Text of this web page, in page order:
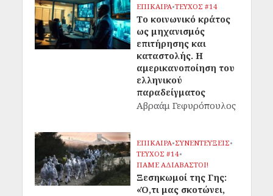
ΕΠΙΚΑΙΡΑ•ΤΕΥΧΟΣ #14
Το κοινωνικό κράτος
ως μηχανισμός
επιτήρησης και
καταστολής. Η
αμερικανοποίηση του
ελληνικού
παραδείγματος
Αβραάμ Γεφυρόπουλος
ΕΠΙΚΑΙΡΑ•ΣΥΝΕΝΤΕΥΞΕΙΣ•
ΤΕΥΧΟΣ #14•
ΠΑΜΕ ΑΔΙΑΒΑΣΤΟΙ!
Ξεσηκωμοί της Γης:
«Ό,τι μας σκοτώνει,